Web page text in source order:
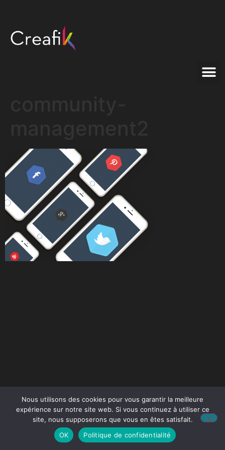
Nous utilisons des cookies pour vous garantir la meilleure
expérience sur notre site web. Si vous continuez à utiliser ce
site, nous supposerons que vous en êtes satisfait.
OK
Politique de confidentialité